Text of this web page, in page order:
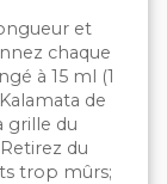
et
chaque
à 15 ml (1
de
grille du
du
trop mûrs;